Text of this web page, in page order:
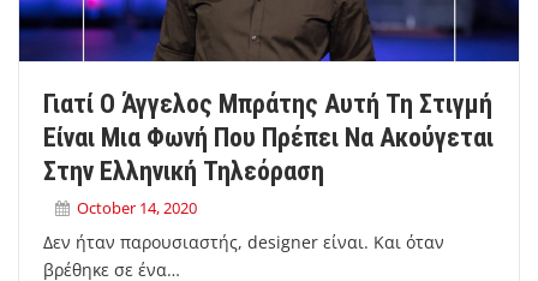
Γιατί Ο Άγγελος Μπράτης Αυτή Τη Στιγμή
Είναι Μια Φωνή Που Πρέπει Να Ακούγεται
Στην Ελληνική Τηλεόραση
October 14, 2020
Δεν ήταν παρουσιαστής, designer είναι. Και όταν
βρέθηκε σε ένα…